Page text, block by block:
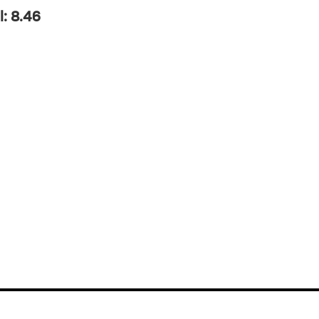
8.46